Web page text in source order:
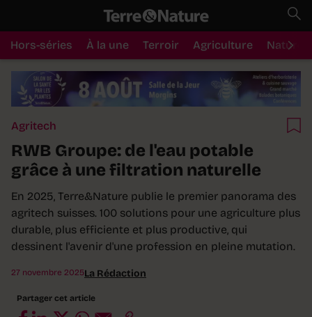
Hors-séries À la une Terroir Agriculture Nature
Agritech
RWB Groupe: de l'eau potable
grâce à une filtration naturelle
En 2025, Terre&Nature publie le premier panorama des
agritech suisses. 100 solutions pour une agriculture plus
durable, plus efficiente et plus productive, qui
dessinent l'avenir d'une profession en pleine mutation.
27 novembre 2025La Rédaction
Partager cet article